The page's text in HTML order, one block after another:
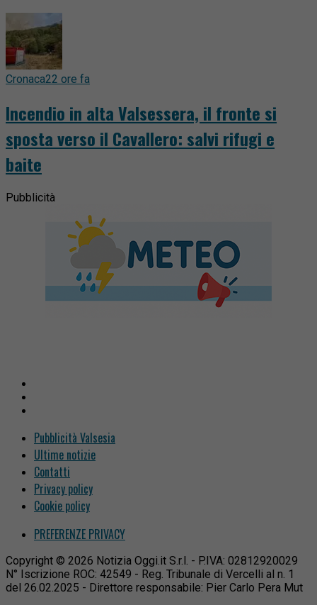
Cronaca22 ore fa
Incendio in alta Valsessera, il fronte si
sposta verso il Cavallero: salvi rifugi e
baite
Pubblicità
Pubblicità Valsesia
Ultime notizie
Contatti
Privacy policy
Cookie policy
PREFERENZE PRIVACY
Copyright © 2026 Notizia Oggi.it S.r.l. - P.IVA: 02812920029
N° Iscrizione ROC: 42549 - Reg. Tribunale di Vercelli al n. 1
del 26.02.2025 - Direttore responsabile: Pier Carlo Pera Mut